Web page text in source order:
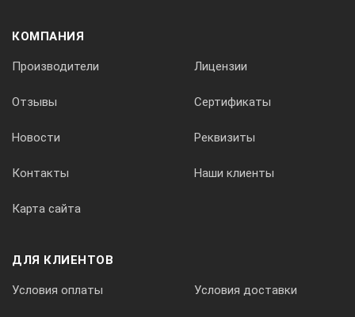
КОМПАНИЯ
Производители Лицензии
Отзывы Сертификаты
Новости Реквизиты
Контакты Наши клиенты
Карта сайта
ДЛЯ КЛИЕНТОВ
Условия оплаты Условия доставки